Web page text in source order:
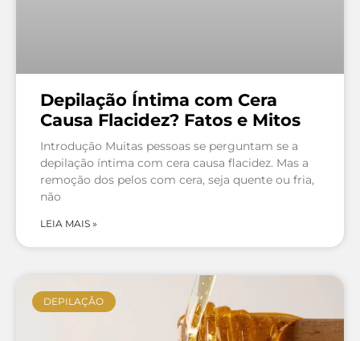
Depilação Íntima com Cera
Causa Flacidez? Fatos e Mitos
Introdução Muitas pessoas se perguntam se a
depilação íntima com cera causa flacidez. Mas a
remoção dos pelos com cera, seja quente ou fria,
não
LEIA MAIS »
DEPILAÇÃO